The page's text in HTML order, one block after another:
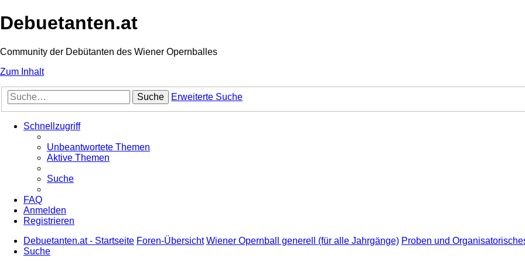
Debuetanten.at
Community der Debütanten des Wiener Opernballes
Zum Inhalt
Suche Erweiterte Suche
Schnellzugriff
Unbeantwortete Themen
Aktive Themen
Suche
FAQ
Anmelden
Registrieren
Debuetanten.at - Startseite Foren-Übersicht Wiener Opernball generell (für alle Jahrgänge) Proben und
Suche